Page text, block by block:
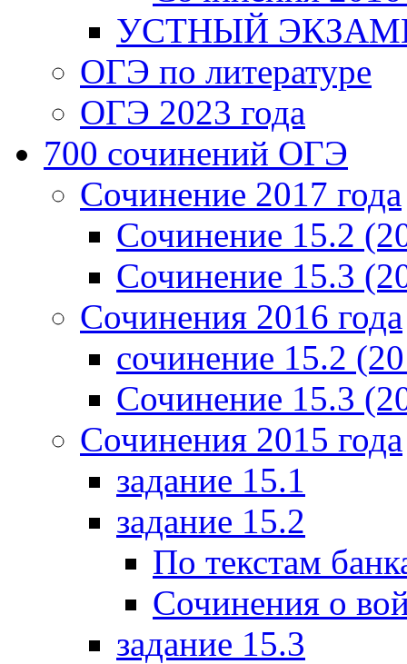
УСТНЫЙ
ОГЭ по литературе
ОГЭ 2023 года
700 cочинений ОГЭ
Сочинение 2017 года
Сочинение 15.2
Сочинение 15.3
Сочинения 2016 года
сочинение 15.2
Сочинение 15.3
Сочинения 2015 года
задание 15.1
задание 15.2
По текстам
Сочинения о
задание 15.3